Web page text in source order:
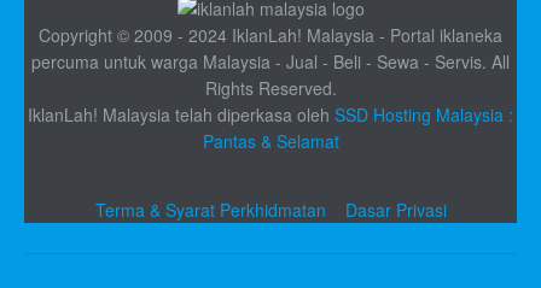
Copyright © 2009 - 2024 IklanLah! Malaysia - Portal iklaneka
percuma untuk warga Malaysia - Jual - Beli - Sewa - Servis. All
Rights Reserved.
IklanLah! Malaysia telah diperkasa oleh SSD Hosting Malaysia :
Pantas & Selamat
Terma & Syarat Perkhidmatan Dasar Privasi